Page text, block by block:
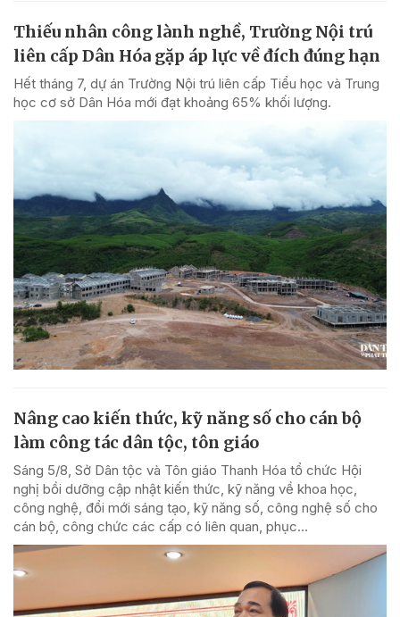
Thiếu nhân công lành nghề, Trường Nội trú
liên cấp Dân Hóa gặp áp lực về đích đúng hạn
Hết tháng 7, dự án Trường Nội trú liên cấp Tiểu học và Trung
học cơ sở Dân Hóa mới đạt khoảng 65% khối lượng.
Nâng cao kiến thức, kỹ năng số cho cán bộ
làm công tác dân tộc, tôn giáo
Sáng 5/8, Sở Dân tộc và Tôn giáo Thanh Hóa tổ chức Hội
nghị bồi dưỡng cập nhật kiến thức, kỹ năng về khoa học,
công nghệ, đổi mới sáng tạo, kỹ năng số, công nghệ số cho
cán bộ, công chức các cấp có liên quan, phục...